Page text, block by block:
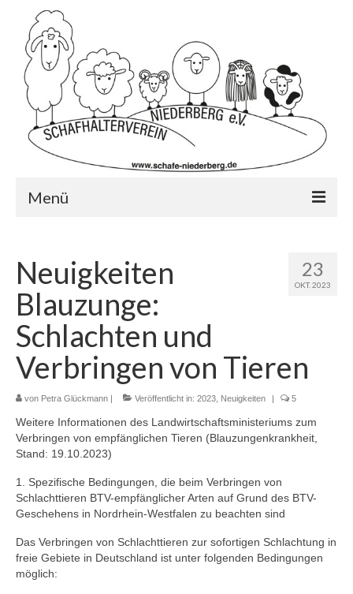
Menü
Wer wir sind?…
Schafrassen
Mitglied werden?
Termine
Workshop-Termine
Tagebuch
Das Stallbuch
Ablammrechner
23
OKT. 2023
Neuigkeiten
Blauzunge:
Schlachten und
Verbringen von Tieren
von Petra Glückmann | Veröffentlicht in: 2023 Neuigkeiten | 5
Weitere Informationen des Landwirtschaftsministeriums zum
Verbringen von empfänglichen Tieren (Blauzungenkrankheit,
Stand: 19.10.2023)
1. Spezifische Bedingungen, die beim Verbringen von
Schlachttieren BTV-empfänglicher Arten auf Grund des BTV-
Geschehens in Nordrhein-Westfalen zu beachten sind
Das Verbringen von Schlachttieren zur sofortigen Schlachtung in
freie Gebiete in Deutschland ist unter folgenden Bedingungen
möglich: